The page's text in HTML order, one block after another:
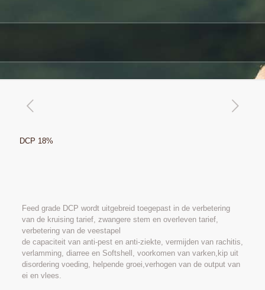
DCP 18%
Feed grade DCP wordt uitgebreid toegepast in de verbetering
van de kruising tarief, zwangere stem en overleven tarief,
verbetering van de veestapel
de capaciteit van anti-pest en anti-ziekte, vermijden van rachitis,
verlamming, diarree en Softshell, voorkomen van varken,kip uit
disordering voeding, helpende groei,verhogen van de output van
ei en vlees.